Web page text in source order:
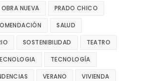
OBRA NUEVA PRADO CHICO
SALUD
SOSTENIBILIDAD TEATRO
TECNOLOGÍA
VERANO VIVIENDA